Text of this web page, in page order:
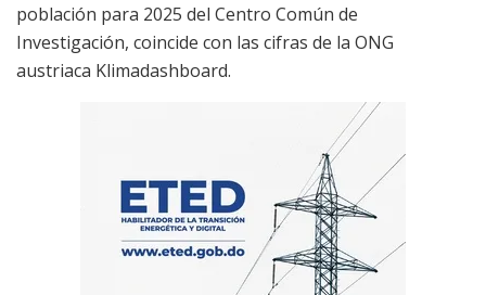
población para 2025 del Centro Común de
Investigación, coincide con las cifras de la ONG
austriaca Klimadashboard.